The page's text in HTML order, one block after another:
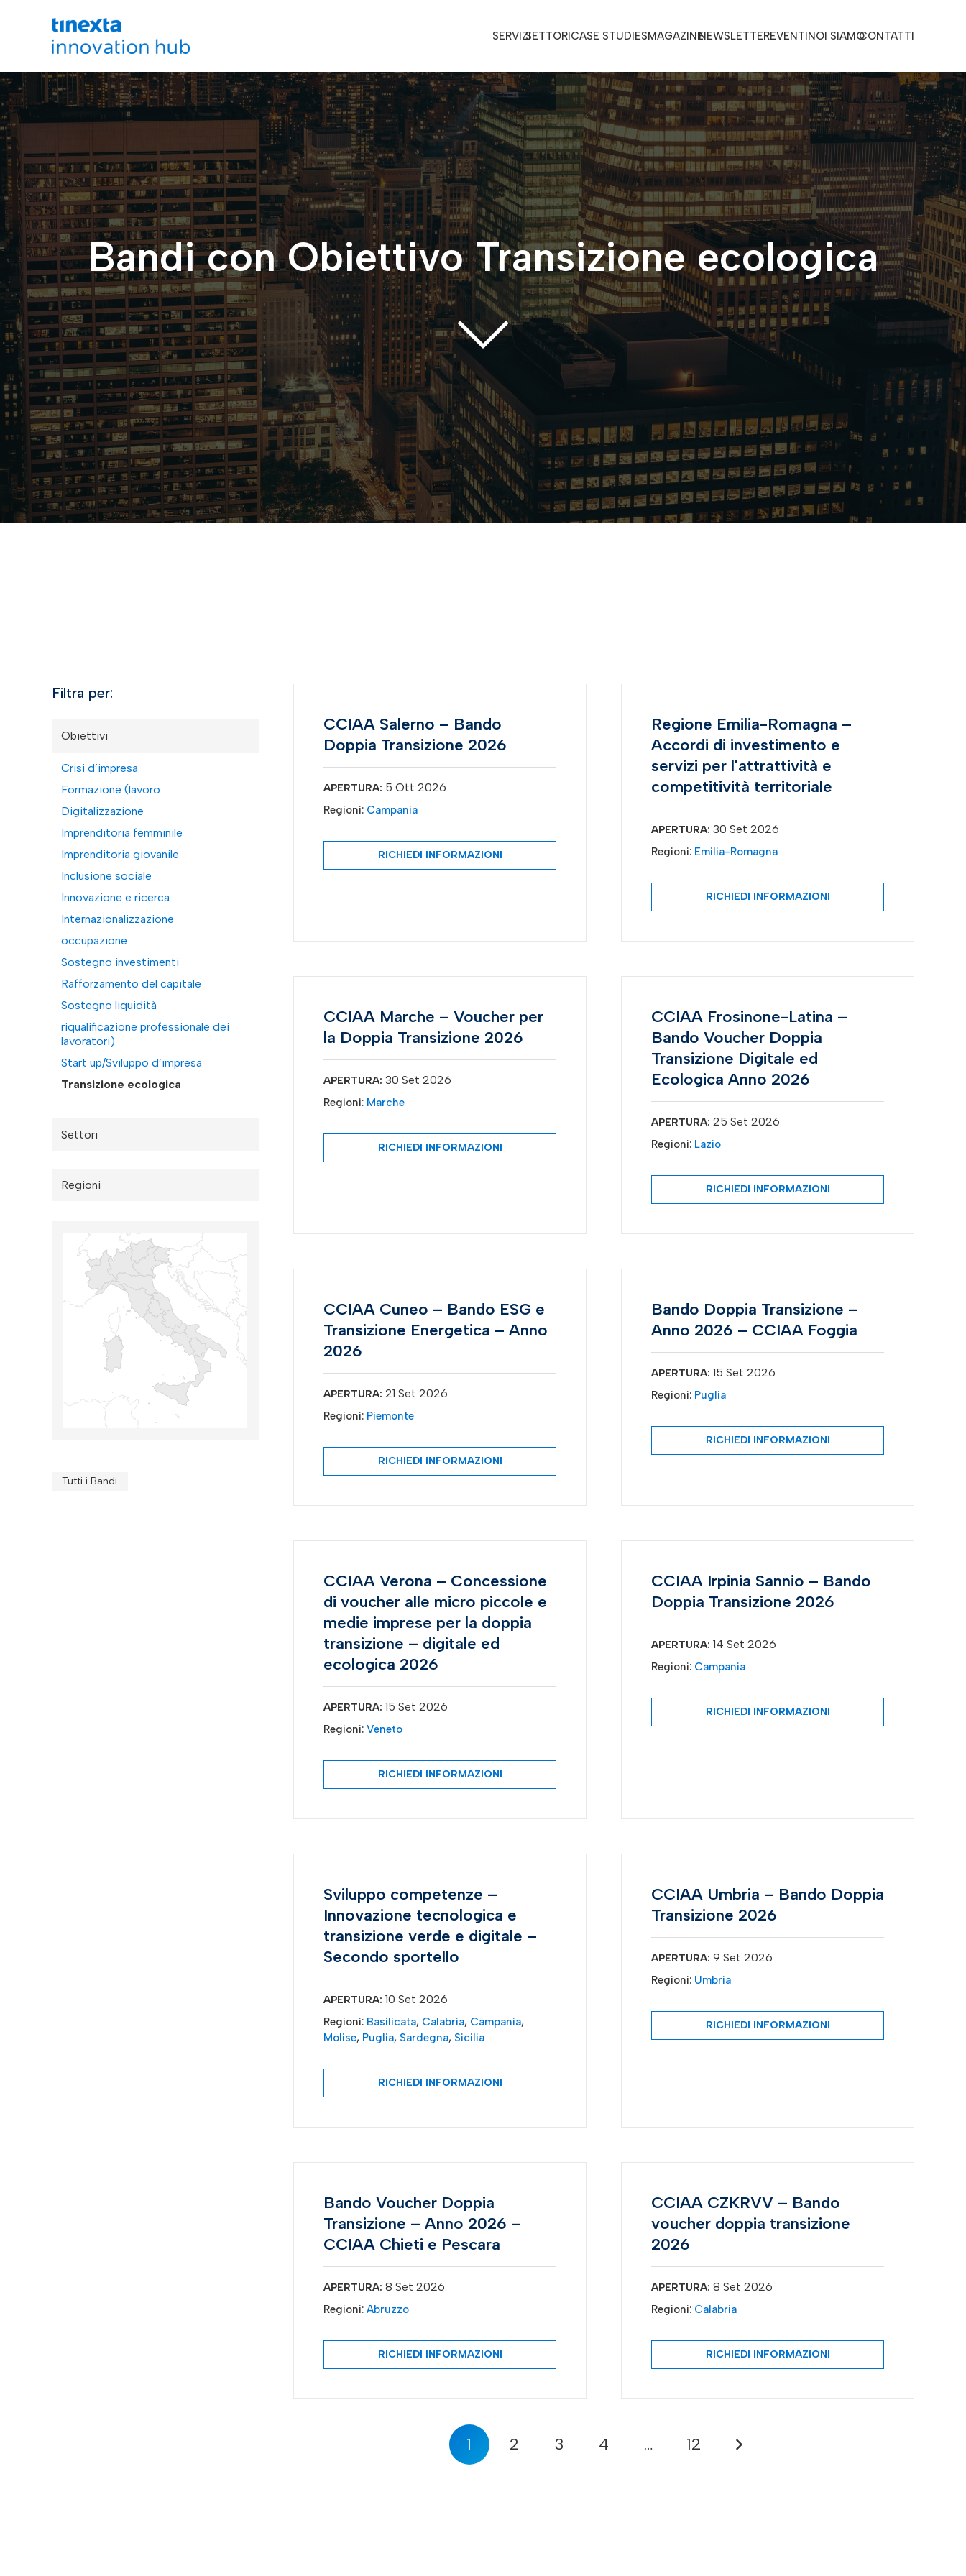
SERVIZISETTORICASE STUDIESMAGAZINENEWSLETTEREVENTINOI SIAMOCONTATTI
Bandi con Obiettivo Transizione ecologica
Filtra per:
Obiettivi
Crisi d’impresa
Formazione (lavoro
Digitalizzazione
Imprenditoria femminile
Imprenditoria giovanile
Inclusione sociale
Innovazione e ricerca
Internazionalizzazione
occupazione
Sostegno investimenti
Rafforzamento del capitale
Sostegno liquidità
riqualificazione professionale dei
lavoratori)
Start up/Sviluppo d’impresa
Transizione ecologica
Settori
Regioni
Tutti i Bandi
CCIAA Salerno – Bando
Doppia Transizione 2026
APERTURA: 5 Ott 2026
Regioni: Campania
RICHIEDI INFORMAZIONI
Regione Emilia-Romagna –
Accordi di investimento e
servizi per l'attrattività e
competitività territoriale
APERTURA: 30 Set 2026
Regioni: Emilia-Romagna
RICHIEDI INFORMAZIONI
CCIAA Marche – Voucher per
la Doppia Transizione 2026
APERTURA: 30 Set 2026
Regioni: Marche
RICHIEDI INFORMAZIONI
CCIAA Frosinone-Latina –
Bando Voucher Doppia
Transizione Digitale ed
Ecologica Anno 2026
APERTURA: 25 Set 2026
Regioni: Lazio
RICHIEDI INFORMAZIONI
CCIAA Cuneo – Bando ESG e
Transizione Energetica – Anno
2026
APERTURA: 21 Set 2026
Regioni: Piemonte
RICHIEDI INFORMAZIONI
Bando Doppia Transizione –
Anno 2026 – CCIAA Foggia
APERTURA: 15 Set 2026
Regioni: Puglia
RICHIEDI INFORMAZIONI
CCIAA Verona – Concessione
di voucher alle micro piccole e
medie imprese per la doppia
transizione – digitale ed
ecologica 2026
APERTURA: 15 Set 2026
Regioni: Veneto
RICHIEDI INFORMAZIONI
CCIAA Irpinia Sannio – Bando
Doppia Transizione 2026
APERTURA: 14 Set 2026
Regioni: Campania
RICHIEDI INFORMAZIONI
Sviluppo competenze –
Innovazione tecnologica e
transizione verde e digitale –
Secondo sportello
APERTURA: 10 Set 2026
Regioni: Basilicata, Calabria, Campania,
Molise, Puglia, Sardegna, Sicilia
RICHIEDI INFORMAZIONI
CCIAA Umbria – Bando Doppia
Transizione 2026
APERTURA: 9 Set 2026
Regioni: Umbria
RICHIEDI INFORMAZIONI
Bando Voucher Doppia
Transizione – Anno 2026 –
CCIAA Chieti e Pescara
APERTURA: 8 Set 2026
Regioni: Abruzzo
RICHIEDI INFORMAZIONI
CCIAA CZKRVV – Bando
voucher doppia transizione
2026
APERTURA: 8 Set 2026
Regioni: Calabria
RICHIEDI INFORMAZIONI
1 2 3 4 … 12